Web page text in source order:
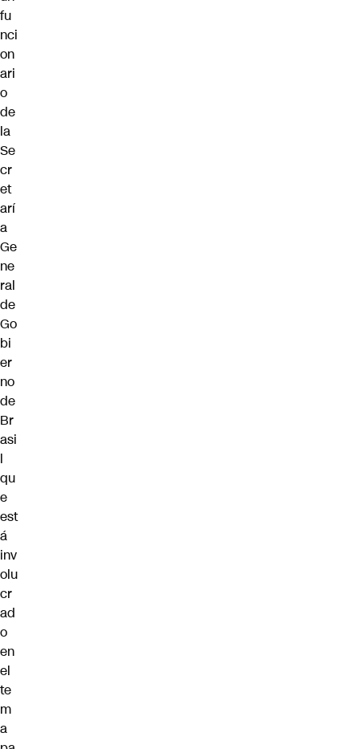
fu
nci
on
ari
o
de
la
Se
cr
et
arí
a
Ge
ne
ral
de
Go
bi
er
no
de
Br
asi
l
qu
e
est
á
inv
olu
cr
ad
o
en
el
te
m
a